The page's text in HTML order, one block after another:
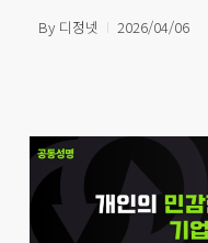
By 디정넷 2026/04/06